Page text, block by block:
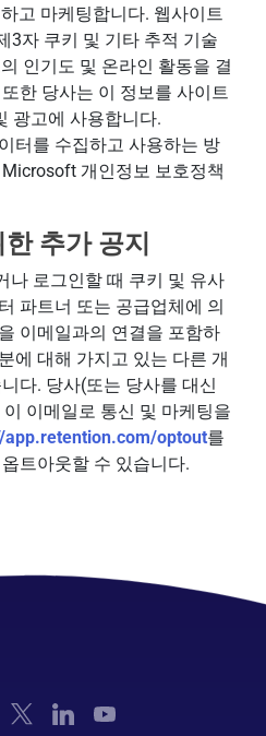
고 마케팅합니다. 웹사이트
3자 쿠키 및 기타 추적 기술
인기도 및 온라인 활동을 결
한 당사는 이 정보를 사이트
광고에 사용합니다.
터를 수집하고 사용하는 방
개인정보 보호정책
추가 공지
나 로그인할 때 쿠키 및 유사
파트너 또는 공급업체에 의
이메일과의 연결을 포함하
에 대해 가지고 있는 다른 개
다. 당사(또는 당사를 대신
이메일로 통신 및 마케팅을
app.retention.com/optout를
트아웃할 수 있습니다.